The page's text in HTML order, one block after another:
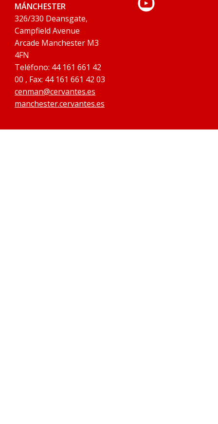
MÁNCHESTER
326/330 Deansgate,
Campfield Avenue
Arcade Manchester M3
4FN
Teléfono: 44 161 661 42
00 , Fax: 44 161 661 42 03
cenman@cervantes.es
manchester.cervantes.es